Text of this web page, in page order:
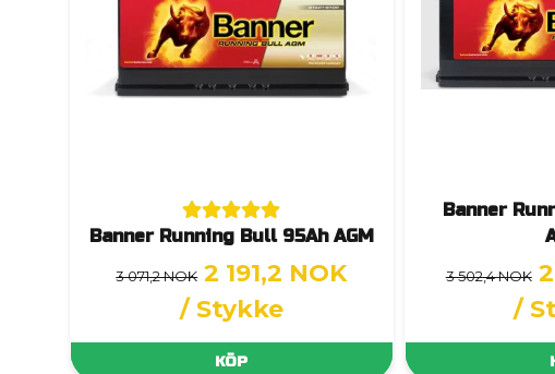
Banner Running Bull 95Ah AGM
3 071,2 NOK 2 191,2 NOK
/ Stykke
KÖP
Banner
3 502,4 NOK
/